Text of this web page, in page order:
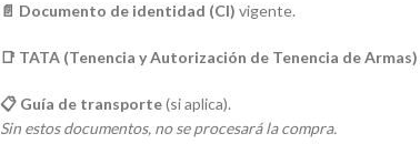
📄 Documento de identidad (CI) vigente.
📑 TATA (Tenencia y Autorización de Tenencia de Armas)
📋 Guía de transporte(si aplica).
Sin estos documentos, no se procesará la compra.